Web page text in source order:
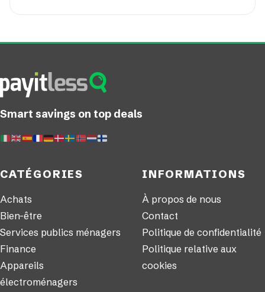
Smart savings on top deals
CATÉGORIES
Achats
Bien-être
Services publics ménagers
Finance
Appareils
électroménagers
INFORMATIONS
À propos de nous
Contact
Politique de confidentialité
Politique relative aux
cookies